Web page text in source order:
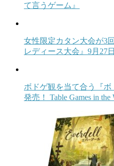
て言うゲーム』
女性限定カタン大会が3
レディース大会』9月27
ボドゲ観を当て合う『ボ
発売！ Table Games in